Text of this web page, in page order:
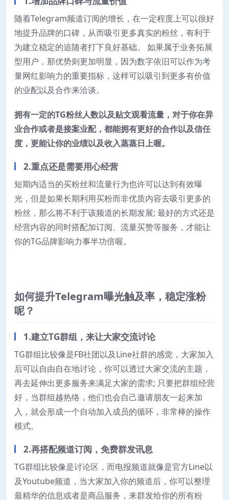
随着Telegram频道订阅的增长，在一定程度上可以很好
地提升品牌的口碑，从而吸引更多真实的粉丝，有利于
为建立稳定的追随者打下良好基础。 如果属于业务拓展
型用户，那优势则更加明显，因为数字依旧可以作为考
量网红影响力的重要指标，这样可以吸引到更多有价值
的业配以及合作来洽谈。
拥有一定的TG粉丝人数以及贴文观看流量，对于你在异
业合作或者是接案业配，都能拥有更好的合作以及信任
度，更能让你的业绩以及收入蒸蒸日上喔。
2.重点还是需要用心经营
短期内适当的买粉丝和流量行为也许可以达到有效曝
光，但是如果长期利用买粉而非优质内容去吸引更多的
粉丝，那么将不利于该频道的长期发展; 最好的方式还是
经营内容的同时搭配加订阅、流量买赞等服务，才能让
你的TG品牌影响力事半功倍喔。
如何提升Telegram曝光触及率，稳定涨粉
呢？
1.建立TG群组，来让大家交流讨论
TG群组比较像是FB社团以及Line社群的感觉，大家加入
后可以自由自在地讨论，你可以透过大家交流的主题，
再去延伸出更多服务来满足大家的需求; 只要把群组经营
好，当群组越热络，他们也会自己邀请朋友一起来加
入，就会形成一个自动加入成员的循环，非常棒的操作
模式。
2.再搭配频道订阅，免费群发讯息
TG群组比较像是讨论区，而电报频道就像是官方Line以
及Youtube频道，当大家加入你的频道后，你可以整理
最精华的信息或者是商品服务，来群发给你的所有粉